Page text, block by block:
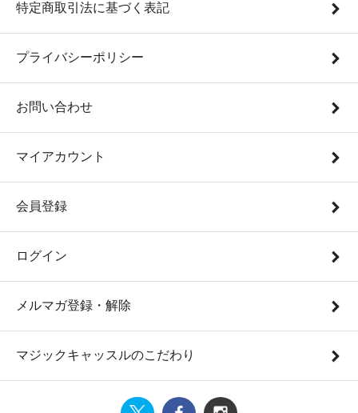
特定商取引法に基づく表記
プライバシーポリシー
お問い合わせ
マイアカウント
会員登録
ログイン
メルマガ登録・解除
マジックキャッスルのこだわり